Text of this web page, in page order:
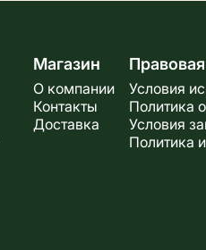
Магазин
О компании
Контакты
Доставка
Условия
Политика
Условия
Политика